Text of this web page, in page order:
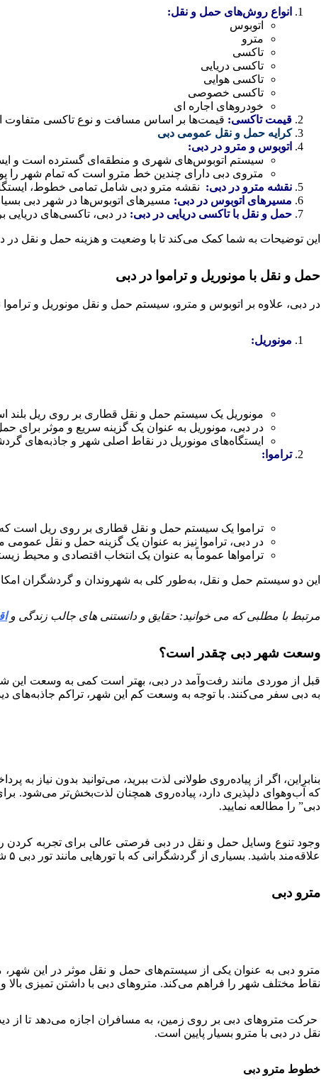
انواع روش‌های حمل و نقل:
اتوبوس
مترو
تاکسی
تاکسی دریایی
تاکسی هوایی
تاکسی خصوصی
خودروهای اجاره ای
قیمت تاکسی: قیمت‌ها بر اساس مسافت و نوع تاکسی
کرایه حمل و نقل عمومی دبی
اتوبوس و مترو در دبی:
سیستم اتوبوس‌های شهری و منطقه‌ای گسترده است و
متروی دبی دارای چندین خط مترو است که تمام شهر
نقشه مترو در دبی: نقشه مترو دبی شامل تمامی خطوط،
مسیرهای اتوبوس در دبی: مسیرهای اتوبوس‌ها در شهر دبی
حمل و نقل با تاکسی دریایی در دبی: در دبی، تاکسی‌های
این توضیحات به شما کمک می‌کند تا با وضعیت و هزینه حمل و نقل در
حمل و نقل با مونوریل و تراموا در دبی
در دبی، علاوه بر اتوبوس و مترو، سیستم حمل و نقل مونوریل و تراموا
مونوریل:
مونوریل یک سیستم حمل و نقل قطاری بر روی ریل بلند
در دبی، مونوریل به عنوان یک گزینه سریع و موثر برای
ایستگاه‌های مونوریل در نقاط اصلی شهر و جاذبه‌های
تراموا:
تراموا یک سیستم حمل و نقل قطاری بر روی ریل است
در دبی، تراموا نیز به عنوان یک گزینه حمل و نقل
ترامواها عموماً به عنوان یک انتخاب اقتصادی و محیط
این دو سیستم حمل و نقل، به‌طور کلی به شهروندان و گردشگران
مرتبط با مطلبی که می خوانید: حقایق و دانستنی های جالب زندگی و
وسعت شهر دبی چقدر است؟
به دبی سفر می‌کنند. با توجه به وسعت کم این شهر، تراکم جاذبه‌های
بنابراین، اگر از پیاده‌روی طولانی لذت ببرید، می‌توانید بدون
که آب‌وهوای دلپذیری دارد، پیاده‌روی همچنان لذت‌بخش‌تر می‌شود.
دبی” را مطالعه نمایید.
وجود تنوع وسایل حمل و نقل در دبی فرصتی عالی برای تجربه کردن
علاقه‌مند باشید. بسیاری از گردشگرانی که با تورهایی مانند تور دبی ۵ شب و ۶ روز به این شهر سفر می‌کنند، فرصت کافی برای تجربه کردن تمام انواع وسایل نقلیه این شهر را خواهند داشت.
مترو دبی
مترو دبی به عنوان یکی از سیستم‌های حمل و نقل موثر در این شهر،
نقاط مختلف شهر را فراهم می‌کند. متروهای دبی با داشتن تمیزی
حرکت متروهای دبی بر روی زمین، به مسافران اجازه می‌دهد تا از
نقل در دبی با مترو بسیار پایین است.
خطوط مترو دبی